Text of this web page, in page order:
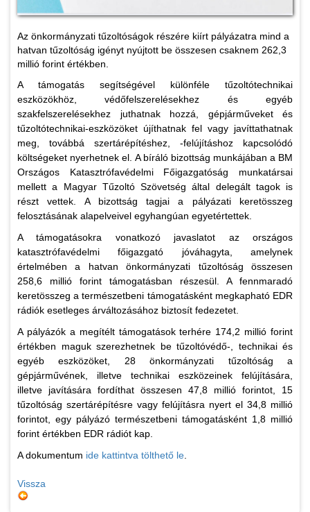
Az önkormányzati tűzoltóságok részére kiírt pályázatra mind a
hatvan tűzoltóság igényt nyújtott be összesen csaknem 262,3
millió forint értékben.
A támogatás segítségével különféle tűzoltótechnikai
eszközökhöz, védőfelszerelésekhez és egyéb
szakfelszerelésekhez juthatnak hozzá, gépjárműveket és
tűzoltótechnikai-eszközöket újíthatnak fel vagy javíttathatnak
meg, továbbá szertárépítéshez, -felújításhoz kapcsolódó
költségeket nyerhetnek el. A bíráló bizottság munkájában a BM
Országos Katasztrófavédelmi Főigazgatóság munkatársai
mellett a Magyar Tűzoltó Szövetség által delegált tagok is
részt vettek. A bizottság tagjai a pályázati keretösszeg
felosztásának alapelveivel egyhangúan egyetértettek.
A támogatásokra vonatkozó javaslatot az országos
katasztrófavédelmi főigazgató jóváhagyta, amelynek
értelmében a hatvan önkormányzati tűzoltóság összesen
258,6 millió forint támogatásban részesül. A fennmaradó
keretösszeg a természetbeni támogatásként megkapható EDR
rádiók esetleges árváltozásához biztosít fedezetet.
A pályázók a megítélt támogatások terhére 174,2 millió forint
értékben maguk szerezhetnek be tűzoltóvédő-, technikai és
egyéb eszközöket, 28 önkormányzati tűzoltóság a
gépjárművének, illetve technikai eszközeinek felújítására,
illetve javítására fordíthat összesen 47,8 millió forintot, 15
tűzoltóság szertárépítésre vagy felújításra nyert el 34,8 millió
forintot, egy pályázó természetbeni támogatásként 1,8 millió
forint értékben EDR rádiót kap.
A dokumentum ide kattintva tölthető le.
Vissza